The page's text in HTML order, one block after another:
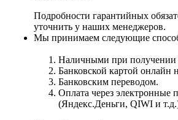
Подробности гарантийных
уточнить у наших менеджеров.
Мы принимаем следующие
Наличными при получении
Банковской картой онлайн
Банковским переводом.
Оплата через электронные
(Яндекс.Деньги, QIWI и